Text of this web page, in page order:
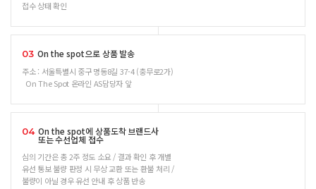
접수 상태 확인
03 On the spot으로 상품 발송
주소 : 서울특별시 중구 명동8길 37-4 (충무로2가)
On The Spot 온라인 AS담당자 앞
04 On the spot에 상품도착 브랜드사
또는 수선업체 접수
심의 기간은 총 2주 정도 소요 / 결과 확인 후 개별
유선 통보 불량 판정 시 무상 교환 또는 환불 처리 /
불량이 아닐 경우 유선 안내 후 상품 반송